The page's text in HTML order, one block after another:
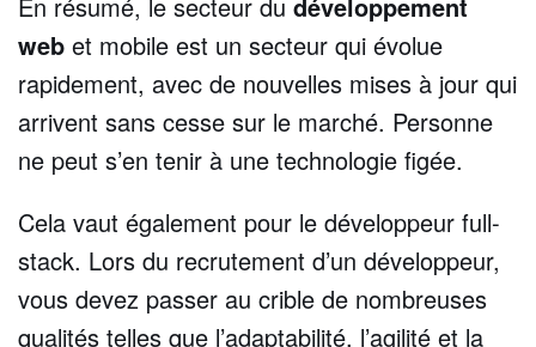
En résumé, le secteur du développement
web et mobile est un secteur qui évolue
rapidement, avec de nouvelles mises à jour qui
arrivent sans cesse sur le marché. Personne
ne peut s’en tenir à une technologie figée.
Cela vaut également pour le développeur full-
stack. Lors du recrutement d’un développeur,
vous devez passer au crible de nombreuses
qualités telles que l’adaptabilité, l’agilité et la